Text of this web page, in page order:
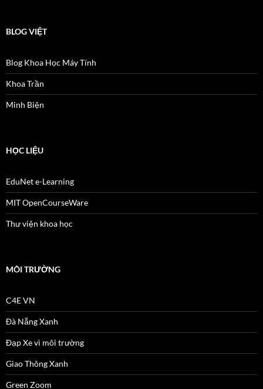
BLOG VIỆT
Blog Khoa Học Máy Tính
Khoa Trần
Minh Biện
HỌC LIỆU
EduNet e-Learning
MIT OpenCourseWare
Thư viện khoa học
MÔI TRƯỜNG
C4E VN
Đà Nẵng Xanh
Đạp Xe vì môi trường
Giao Thông Xanh
Green Zoom